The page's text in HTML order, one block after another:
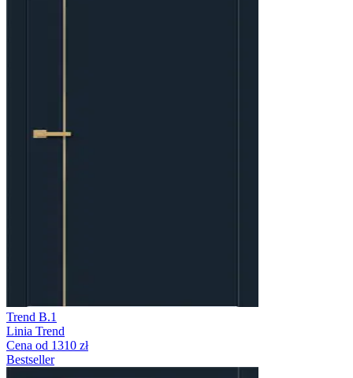
Trend B.1
Linia Trend
Cena od 1310 zł
Bestseller